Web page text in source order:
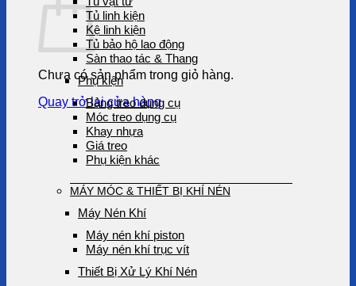
Chưa có sản phẩm trong giỏ hàng.
Quay trở lại cửa hàng
Tủ linh kiện
Kệ linh kiện
Tủ bảo hộ lao động
Sàn thao tác & Thang
Phụ kiện
Bảng treo dụng cụ
Móc treo dụng cụ
Khay nhựa
Giá treo
Phụ kiện khác
MÁY MÓC & THIẾT BỊ KHÍ NÉN
Máy Nén Khí
Máy nén khí piston
Máy nén khí trục vít
Thiết Bị Xử Lý Khí Nén